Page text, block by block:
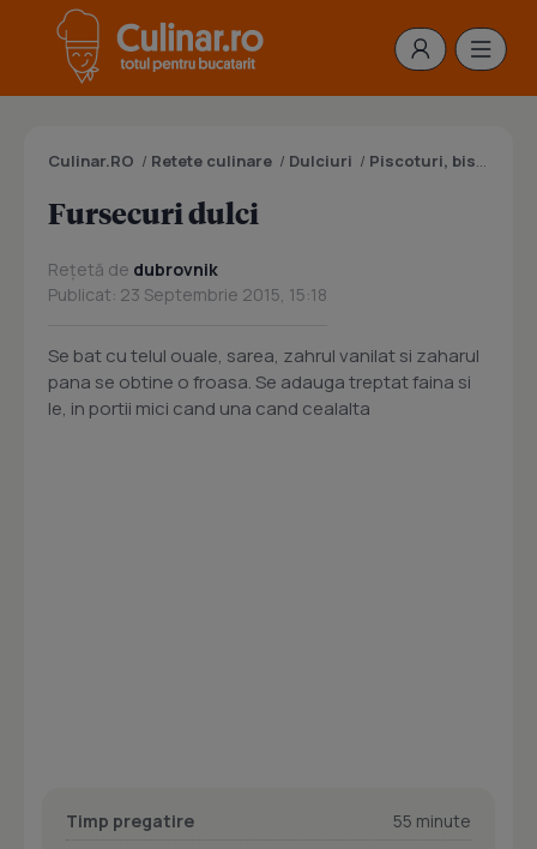
Culinar.RO / Retete culinare / Dulciuri / Piscoturi, biscuiti, pesmeti, fursecuri
Fursecuri dulci
Rețetă de dubrovnik
Publicat: 23 Septembrie 2015, 15:18
Se bat cu telul ouale, sarea, zahrul vanilat si zaharul
pana se obtine o froasa. Se adauga treptat faina si
le, in portii mici cand una cand cealalta
Timp pregatire
55 minute